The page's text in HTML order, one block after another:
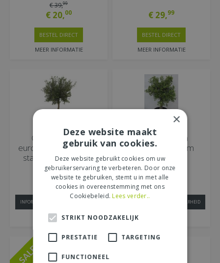
€39,99
€ 20,00
MEER INFORMATIE
BESTEL DIRECT
€ 29,99
MEER INFORMATIE
BESTEL DIRECT
Olijfboom, olea
europaea toscana half
stam h60-h130, olijf
109,99
MEER INFORMATIE
INFORMEER NAAR BESCHIKBAARHEID
Olijfboom,olea
europea, op stam
€379,
MEER INFORMATIE
INFORMEER NAAR BESCHIKBAARHEID
×
Deze website maakt
gebruik van cookies.
Deze website gebruikt cookies om uw
gebruikerservaring te verbeteren. Door onze
website te gebruiken, stemt u in met alle
cookies in overeenstemming met ons
Cookiebeleid. Lees verder..
STRIKT NOODZAKELIJK
PRESTATIE TARGETING
FUNCTIONEEL